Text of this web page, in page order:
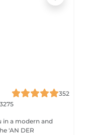
352
in a modern and
'AN DER